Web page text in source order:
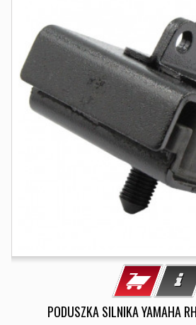
PODUSZKA SILNIKA YAMAHA